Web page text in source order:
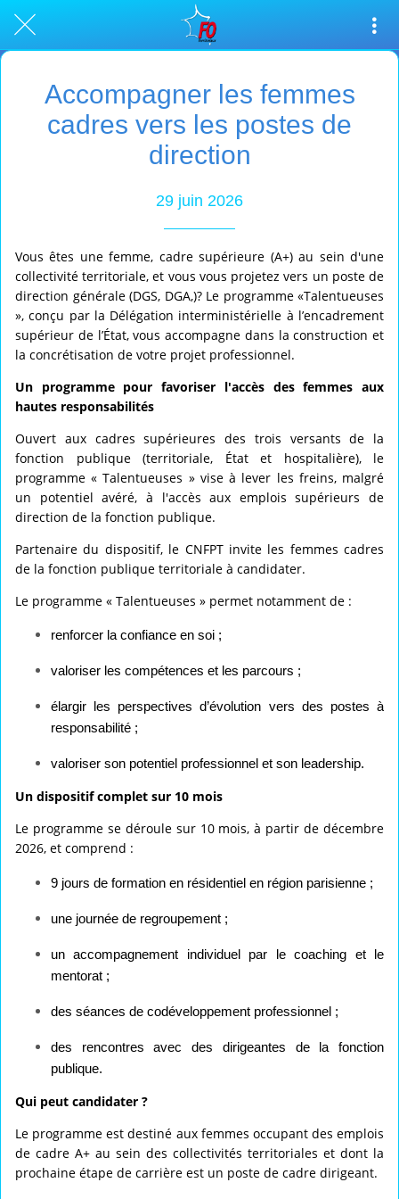
Accompagner les femmes
cadres vers les postes de
direction
29 juin 2026
Vous êtes une femme, cadre supérieure (A+) au sein d'une
collectivité territoriale, et vous vous projetez vers un poste de
direction générale (DGS, DGA,)? Le programme «Talentueuses
», conçu par la Délégation interministérielle à l’encadrement
supérieur de l’État, vous accompagne dans la construction et
la concrétisation de votre projet professionnel.
Un programme pour favoriser l'accès des femmes aux
hautes responsabilités
Ouvert aux cadres supérieures des trois versants de la
fonction publique (territoriale, État et hospitalière), le
programme « Talentueuses » vise à lever les freins, malgré
un potentiel avéré, à l'accès aux emplois supérieurs de
direction de la fonction publique.
Partenaire du dispositif, le CNFPT invite les femmes cadres
de la fonction publique territoriale à candidater.
Le programme « Talentueuses » permet notamment de :
renforcer la confiance en soi ;
valoriser les compétences et les parcours ;
élargir les perspectives d’évolution vers des postes à
responsabilité ;
valoriser son potentiel professionnel et son leadership.
Un dispositif complet sur 10 mois
Le programme se déroule sur 10 mois, à partir de décembre
2026, et comprend :
9 jours de formation en résidentiel en région parisienne ;
une journée de regroupement ;
un accompagnement individuel par le coaching et le
mentorat ;
des séances de codéveloppement professionnel ;
des rencontres avec des dirigeantes de la fonction
publique.
Qui peut candidater ?
Le programme est destiné aux femmes occupant des emplois
de cadre A+ au sein des collectivités territoriales et dont la
prochaine étape de carrière est un poste de cadre dirigeant.